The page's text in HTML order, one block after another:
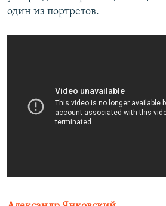
один из портретов.